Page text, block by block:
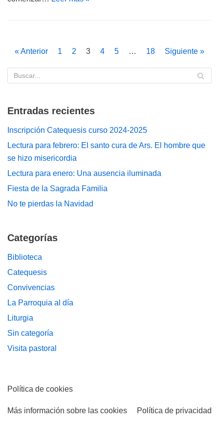
« Anterior 1 2 3 4 5 … 18 Siguiente »
Entradas recientes
Inscripción Catequesis curso 2024-2025
Lectura para febrero: El santo cura de Ars. El hombre que
se hizo misericordia
Lectura para enero: Una ausencia iluminada
Fiesta de la Sagrada Familia
No te pierdas la Navidad
Categorías
Biblioteca
Catequesis
Convivencias
La Parroquia al día
Liturgia
Sin categoría
Visita pastoral
Política de cookies
Más información sobre las cookies Política de privacidad